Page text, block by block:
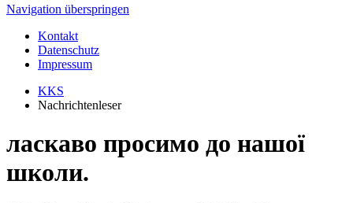
Navigation überspringen
Kontakt
Datenschutz
Impressum
KKS
Nachrichtenleser
ласкаво просимо до нашої
школи.